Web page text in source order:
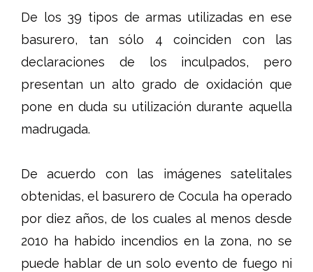
De los 39 tipos de armas utilizadas en ese
basurero, tan sólo 4 coinciden con las
declaraciones de los inculpados, pero
presentan un alto grado de oxidación que
pone en duda su utilización durante aquella
madrugada.
De acuerdo con las imágenes satelitales
obtenidas, el basurero de Cocula ha operado
por diez años, de los cuales al menos desde
2010 ha habido incendios en la zona, no se
puede hablar de un solo evento de fuego ni